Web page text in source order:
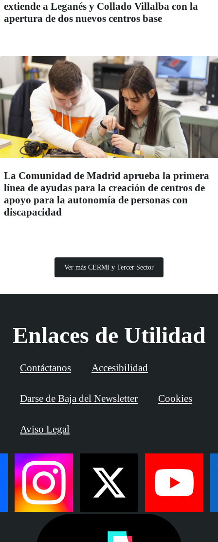
extiende a Leganés y Collado Villalba con la
apertura de dos nuevos centros base
La Comunidad de Madrid aprueba la primera
línea de ayudas para la creación de centros de
apoyo para la autonomía de personas con
discapacidad
Ver más CERMI y Tercer Sector
Enlaces de Utilidad
Contáctanos Accesibilidad
Darse de Baja del Newsletter Cookies
Aviso Legal